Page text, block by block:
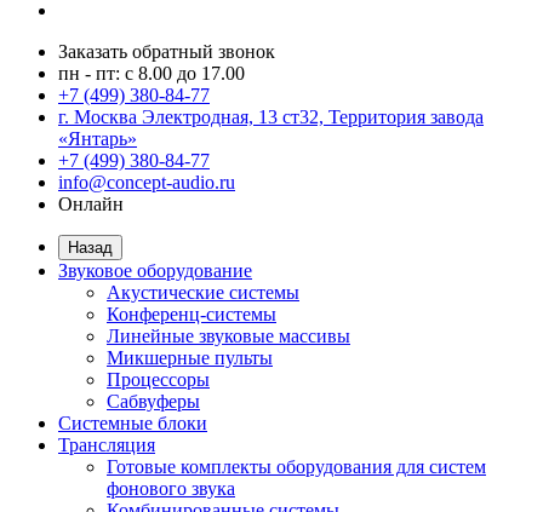
Заказать обратный звонок
пн - пт: с 8.00 до 17.00
+7 (499) 380-84-77
г. Москва Электродная, 13 ст32, Территория завода
«Янтарь»
+7 (499) 380-84-77
info@concept-audio.ru
Онлайн
Назад
Звуковое оборудование
Акустические системы
Конференц-системы
Линейные звуковые массивы
Микшерные пульты
Процессоры
Сабвуферы
Системные блоки
Трансляция
Готовые комплекты оборудования для систем
фонового звука